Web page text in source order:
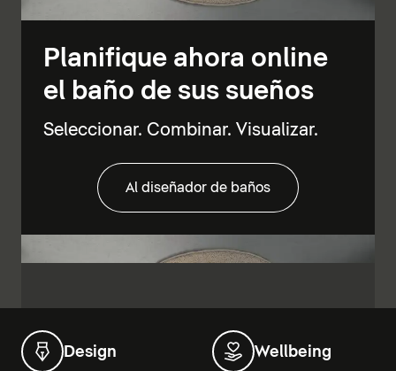
Planifique ahora online
el baño de sus sueños
Seleccionar. Combinar. Visualizar.
Al diseñador de baños
Design Wellbeing